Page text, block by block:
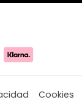
Cookies